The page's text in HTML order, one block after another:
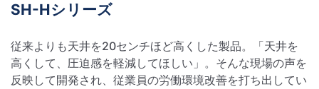
SH-Hシリーズ
従来よりも天井を20センチほど高くした製品。「天井を
高くして、圧迫感を軽減してほしい」。そんな現場の声を
反映して開発され、従業員の労働環境改善を打ち出してい